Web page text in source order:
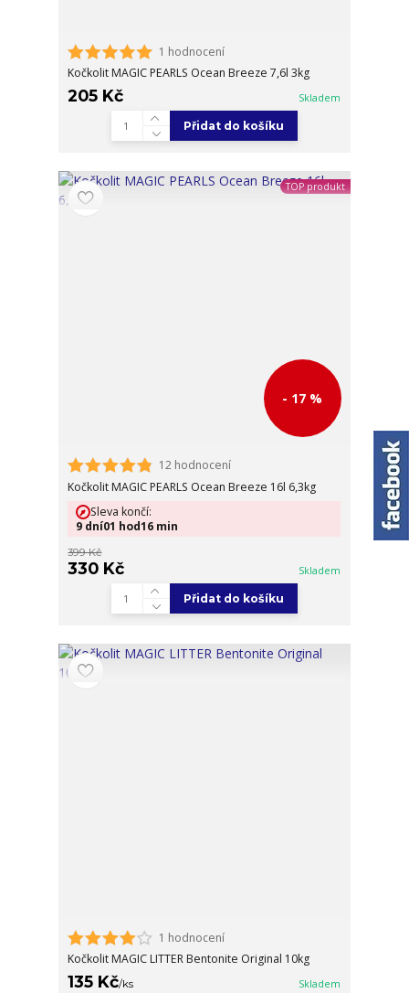
1 hodnocení
Kočkolit MAGIC PEARLS Ocean Breeze 7,6l 3kg
205 Kč Skladem
Přidat do košíku
TOP produkt
- 17 %
12 hodnocení
Kočkolit MAGIC PEARLS Ocean Breeze 16l 6,3kg
399 Kč
330 Kč Skladem
Sleva končí:
9 dní01 hod16 min
Přidat do košíku
1 hodnocení
Kočkolit MAGIC LITTER Bentonite Original 10kg
135 Kč/ks Skladem